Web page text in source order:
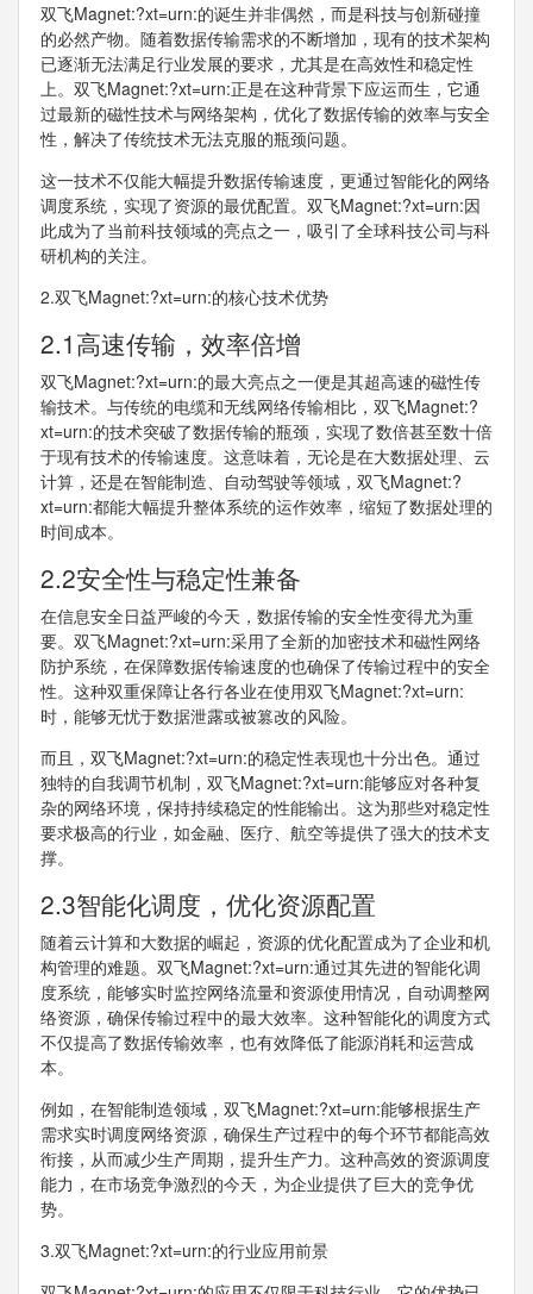
双飞Magnet:?xt=urn:的诞生并非偶然，而是科技与创新碰撞
的必然产物。随着数据传输需求的不断增加，现有的技术架构
已逐渐无法满足行业发展的要求，尤其是在高效性和稳定性
上。双飞Magnet:?xt=urn:正是在这种背景下应运而生，它通
过最新的磁性技术与网络架构，优化了数据传输的效率与安全
性，解决了传统技术无法克服的瓶颈问题。
这一技术不仅能大幅提升数据传输速度，更通过智能化的网络
调度系统，实现了资源的最优配置。双飞Magnet:?xt=urn:因
此成为了当前科技领域的亮点之一，吸引了全球科技公司与科
研机构的关注。
2.双飞Magnet:?xt=urn:的核心技术优势
2.1高速传输，效率倍增
双飞Magnet:?xt=urn:的最大亮点之一便是其超高速的磁性传
输技术。与传统的电缆和无线网络传输相比，双飞Magnet:?
xt=urn:的技术突破了数据传输的瓶颈，实现了数倍甚至数十倍
于现有技术的传输速度。这意味着，无论是在大数据处理、云
计算，还是在智能制造、自动驾驶等领域，双飞Magnet:?
xt=urn:都能大幅提升整体系统的运作效率，缩短了数据处理的
时间成本。
2.2安全性与稳定性兼备
在信息安全日益严峻的今天，数据传输的安全性变得尤为重
要。双飞Magnet:?xt=urn:采用了全新的加密技术和磁性网络
防护系统，在保障数据传输速度的也确保了传输过程中的安全
性。这种双重保障让各行各业在使用双飞Magnet:?xt=urn:
时，能够无忧于数据泄露或被篡改的风险。
而且，双飞Magnet:?xt=urn:的稳定性表现也十分出色。通过
独特的自我调节机制，双飞Magnet:?xt=urn:能够应对各种复
杂的网络环境，保持持续稳定的性能输出。这为那些对稳定性
要求极高的行业，如金融、医疗、航空等提供了强大的技术支
撑。
2.3智能化调度，优化资源配置
随着云计算和大数据的崛起，资源的优化配置成为了企业和机
构管理的难题。双飞Magnet:?xt=urn:通过其先进的智能化调
度系统，能够实时监控网络流量和资源使用情况，自动调整网
络资源，确保传输过程中的最大效率。这种智能化的调度方式
不仅提高了数据传输效率，也有效降低了能源消耗和运营成
本。
例如，在智能制造领域，双飞Magnet:?xt=urn:能够根据生产
需求实时调度网络资源，确保生产过程中的每个环节都能高效
衔接，从而减少生产周期，提升生产力。这种高效的资源调度
能力，在市场竞争激烈的今天，为企业提供了巨大的竞争优
势。
3.双飞Magnet:?xt=urn:的行业应用前景